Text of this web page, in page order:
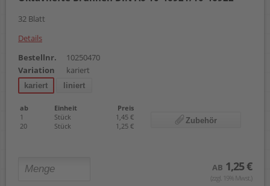
32 Blatt
Details
Bestellnr.
10250470
Variation
kariert
kariert liniert
ab Einheit
Preis
1
Stück
1,45 €
20
Stück 1,25 €
Zubehör
AB 1,25 €
(zzgl. 19% Mwst.)